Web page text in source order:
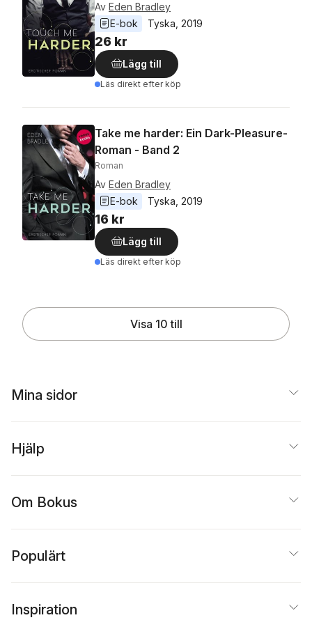
Av Eden Bradley
E-bok
Tyska 2019
26 kr
Lägg till
Läs direkt efter köp
Take me harder: Ein Dark-Pleasure-
Roman - Band 2
Roman
Av Eden Bradley
E-bok
Tyska 2019
16 kr
Lägg till
Läs direkt efter köp
Visa 10 till
Mina sidor
Hjälp
Om Bokus
Populärt
Inspiration